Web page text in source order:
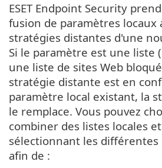
ESET Endpoint Security
fusion de paramètres locaux
stratégies distantes d'une
Si le paramètre est une liste
une liste de sites Web
stratégie distante est en
paramètre local existant, la
le remplace. Vous pouvez
combiner des listes locales
sélectionnant les différentes
afin de :